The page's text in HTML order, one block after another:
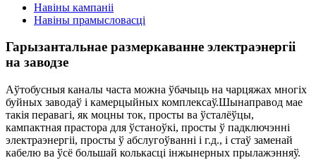
Навіны кампаніі
Навіны прамысловасці
Гарызантальнае размеркаванне электраэнергіі
на заводзе
Аўтобусныя каналы часта можна ўбачыць на чарцяжах многіх
буйных заводаў і камерцыйных комплексаў.Шынаправод мае
такія перавагі, як моцны ток, просты ва ўсталёўцы,
кампактная прастора для ўстаноўкі, просты ў падключэнні
электраэнергіі, просты ў абслугоўванні і г.д., і стаў заменай
кабелю ва ўсё большай колькасці інжынерных прылажэнняў.